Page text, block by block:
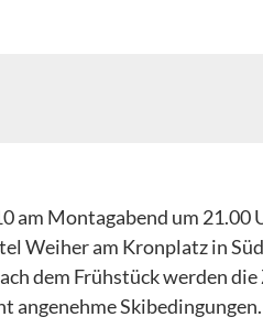
Montagabend um 21.00
Weiher am Kronplatz in
dem Frühstück werden
angenehme